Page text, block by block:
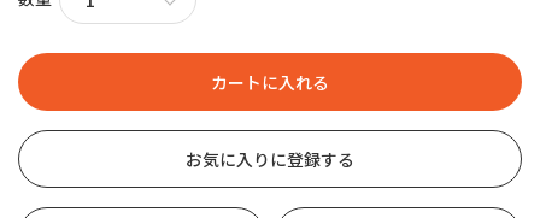
お気に入りに登録する